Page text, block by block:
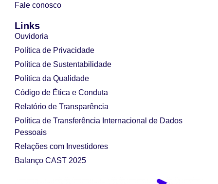
Fale conosco
Links
Ouvidoria
Política de Privacidade
Política de Sustentabilidade
Política da Qualidade
Código de Ética e Conduta
Relatório de Transparência
Política de Transferência Internacional de Dados
Pessoais
Relações com Investidores
Balanço CAST 2025